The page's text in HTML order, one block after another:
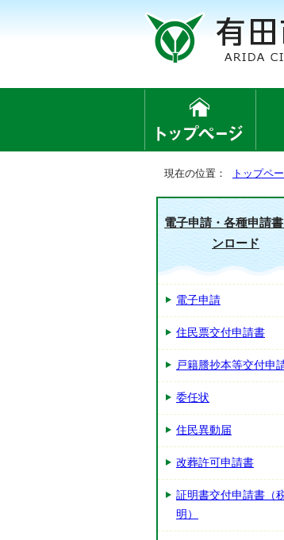
現在の位置： トップペ
電子申請・各種申請
ンロード
電子申請
住民票交付申請書
戸籍謄抄本等交付申
委任状
住民異動届
改葬許可申請書
証明書交付申請書（
明）